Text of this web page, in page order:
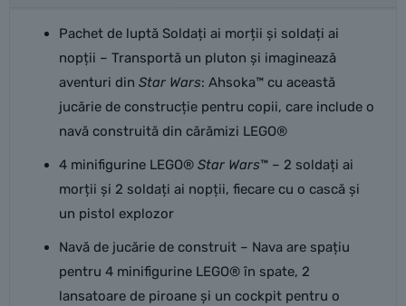
Wars™
Pachet de luptă Soldați ai morții și soldați ai
nopții – Transportă un pluton și imaginează
aventuri din Star Wars: Ahsoka™ cu această
jucărie de construcție pentru copii, care include o
navă construită din cărămizi LEGO®
4 minifigurine LEGO® Star Wars™ – 2 soldați ai
morții și 2 soldați ai nopții, fiecare cu o cască și
un pistol explozor
Navă de jucărie de construit – Nava are spațiu
pentru 4 minifigurine LEGO® în spate, 2
lansatoare de piroane și un cockpit pentru o